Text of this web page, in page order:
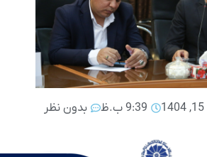
9:39 ب.ظ بدون نظر